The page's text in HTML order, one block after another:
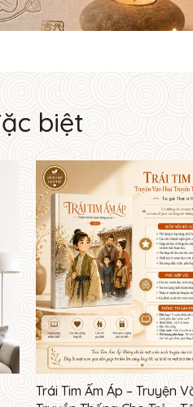
biệt
Trái Tim Ấm Áp – Truyện